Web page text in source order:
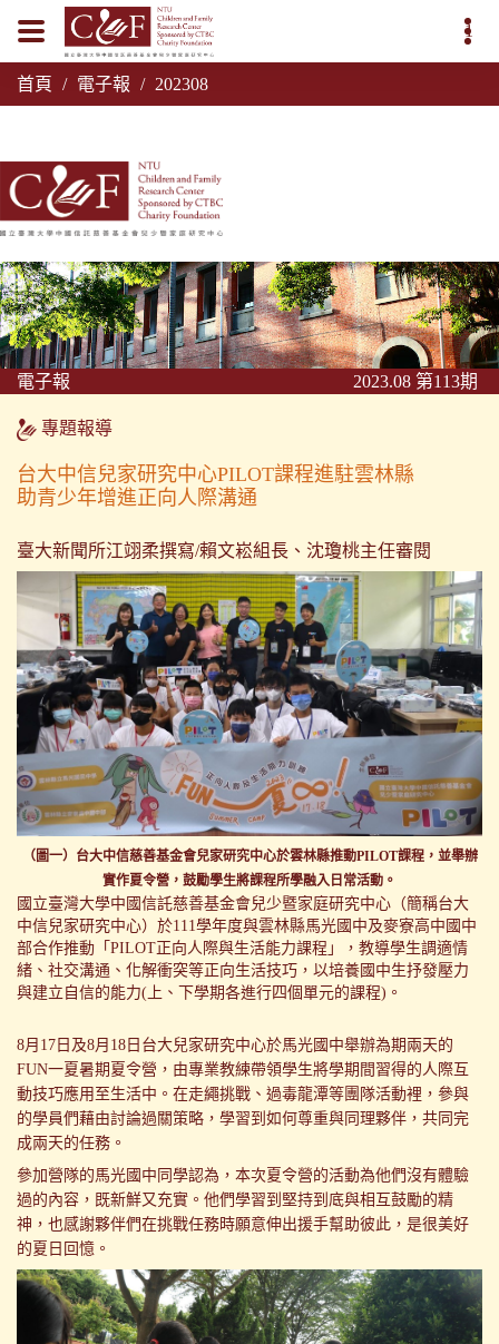
1
首頁 電子報 202308
電子報 2023.08 第113期
專題報導
台大中信兒家研究中心PILOT課程進駐雲林縣
助青少年增進正向人際溝通
臺大新聞所江翊柔撰寫/賴文崧組長、沈瓊桃主任審閱
（圖一）台大中信慈善基金會兒家研究中心於雲林縣推動PILOT課程，並舉辦
實作夏令營，鼓勵學生將課程所學融入日常活動。
國立臺灣大學中國信託慈善基金會兒少暨家庭研究中心（簡稱台大
中信兒家研究中心）於111學年度與雲林縣馬光國中及麥寮高中國中
部合作推動「PILOT正向人際與生活能力課程」，教導學生調適情
緒、社交溝通、化解衝突等正向生活技巧，以培養國中生抒發壓力
與建立自信的能力(上、下學期各進行四個單元的課程) 。
8月17日及8月18日台大兒家研究中心於馬光國中舉辦為期兩天的
FUN一夏暑期夏令營，由專業教練帶領學生將學期間習得的人際互
動技巧應用至生活中。在走繩挑戰、過毒龍潭等團隊活動裡，參與
的學員們藉由討論過關策略，學習到如何尊重與同理夥伴，共同完
成兩天的任務。
參加營隊的馬光國中同學認為，本次夏令營的活動為他們沒有體驗
過的內容，既新鮮又充實。他們學習到堅持到底與相互鼓勵的精
神，也感謝夥伴們在挑戰任務時願意伸出援手幫助彼此，是很美好
的夏日回憶。